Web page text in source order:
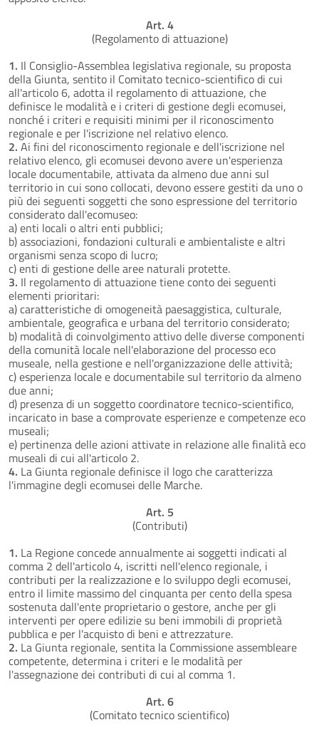
Art. 4
(Regolamento di attuazione)
1. Il Consiglio-Assemblea legislativa regionale, su proposta
della Giunta, sentito il Comitato tecnico-scientifico di cui
all'articolo 6, adotta il regolamento di attuazione, che
definisce le modalità e i criteri di gestione degli ecomusei,
nonché i criteri e requisiti minimi per il riconoscimento
regionale e per l'iscrizione nel relativo elenco.
2. Ai fini del riconoscimento regionale e dell'iscrizione nel
relativo elenco, gli ecomusei devono avere un'esperienza
locale documentabile, attivata da almeno due anni sul
territorio in cui sono collocati, devono essere gestiti da uno o
più dei seguenti soggetti che sono espressione del territorio
considerato dall'ecomuseo:
a) enti locali o altri enti pubblici;
b) associazioni, fondazioni culturali e ambientaliste e altri
organismi senza scopo di lucro;
c) enti di gestione delle aree naturali protette.
3. Il regolamento di attuazione tiene conto dei seguenti
elementi prioritari:
a) caratteristiche di omogeneità paesaggistica, culturale,
ambientale, geografica e urbana del territorio considerato;
b) modalità di coinvolgimento attivo delle diverse componenti
della comunità locale nell'elaborazione del processo eco
museale, nella gestione e nell'organizzazione delle attività;
c) esperienza locale e documentabile sul territorio da almeno
due anni;
d) presenza di un soggetto coordinatore tecnico-scientifico,
incaricato in base a comprovate esperienze e competenze eco
museali;
e) pertinenza delle azioni attivate in relazione alle finalità eco
museali di cui all'articolo 2.
4. La Giunta regionale definisce il logo che caratterizza
l'immagine degli ecomusei delle Marche.
Art. 5
(Contributi)
1. La Regione concede annualmente ai soggetti indicati al
comma 2 dell'articolo 4, iscritti nell'elenco regionale, i
contributi per la realizzazione e lo sviluppo degli ecomusei,
entro il limite massimo del cinquanta per cento della spesa
sostenuta dall'ente proprietario o gestore, anche per gli
interventi per opere edilizie su beni immobili di proprietà
pubblica e per l'acquisto di beni e attrezzature.
2. La Giunta regionale, sentita la Commissione assembleare
competente, determina i criteri e le modalità per
l'assegnazione dei contributi di cui al comma 1.
Art. 6
(Comitato tecnico scientifico)